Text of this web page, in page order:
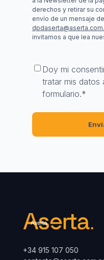
derechos y retirar su
envío de un mensaje
invitamos a que lea
Consentimiento*
Doy mi
tratar mis datos
formulario.*
+34 915 107 050